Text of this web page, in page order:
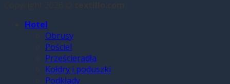
Hotel
Obrusy
Pościel
Prześcieradła
Kołdry i poduszki
Podkłady